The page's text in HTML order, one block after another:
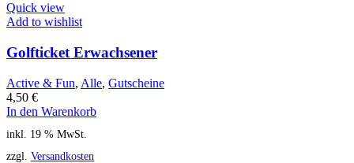
Quick view
Add to wishlist
Golfticket Erwachsener
Active & Fun, Alle, Gutscheine
4,50 €
In den Warenkorb
inkl. 19 % MwSt.
zzgl. Versandkosten